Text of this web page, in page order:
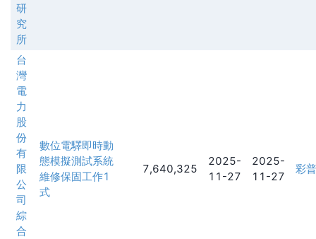
研
究
所
台
灣
電
力
股
份
有
限
公
司
綜
合
數位電驛即時動
態模擬測試系統
維修保固工作1
式
7,640,325
2025-
11-27
2025-
11-27
彩